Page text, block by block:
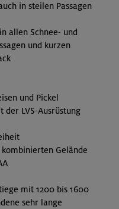
in steilen Passagen
allen Schnee- und
und kurzen
und Pickel
der LVS-Ausrüstung
Gelände
mit 1200 bis 1600
sehr lange